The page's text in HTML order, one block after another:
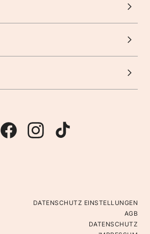
DATENSCHUTZ EINSTELLUNGEN
AGB
DATENSCHUTZ